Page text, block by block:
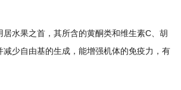
水果之首，其所含的黄酮类和维生素C、胡
减少自由基的生成，能增强机体的免疫力，有